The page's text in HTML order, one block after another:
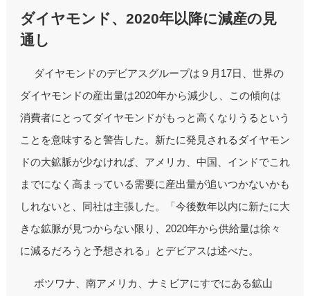
ダイヤモンド、2020年以降に減産の見
通し
ダイヤモンドのデビアスグループは９月17日、世界の
ダイヤモンドの産出量は2020年から減少し、この傾向は
消費者にとってダイヤモンドがもっと高くなりうるという
ことを意味すると警告した。新たに発見されるダイヤモン
ドの大鉱脈が少なければ、アメリカ、中国、インドでこれ
までになく高まっている需要に産出量が追いつかないかも
しれないと、同社は主張した。「今後数年以内に新たに大
きな鉱脈が見つからない限り、2020年から供給量は徐々
に減るだろうと予想される」とデビアスは述べた。
ボツワナ、南アメリカ、ナミビアにすでにある鉱山